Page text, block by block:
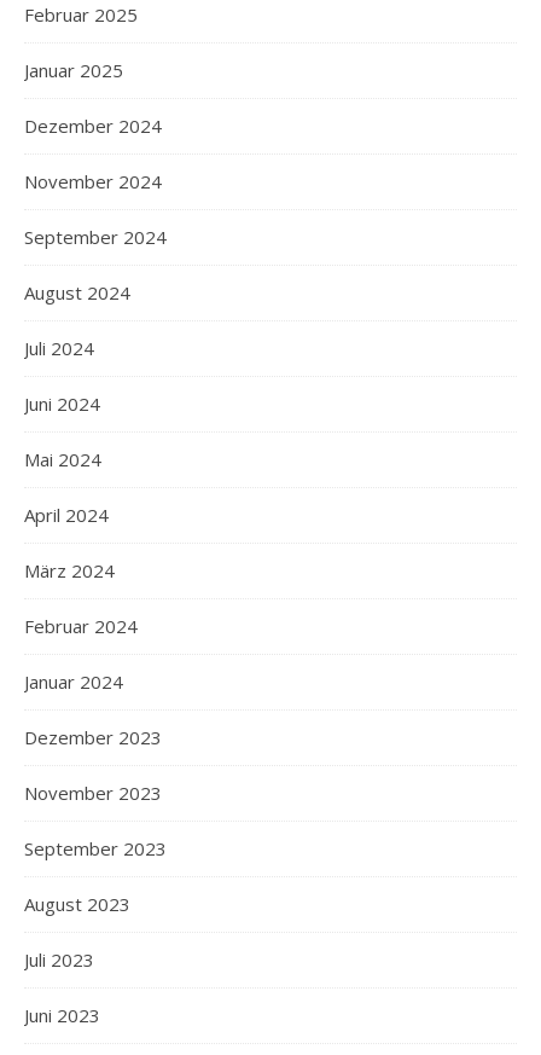
Februar 2025
Januar 2025
Dezember 2024
November 2024
September 2024
August 2024
Juli 2024
Juni 2024
Mai 2024
April 2024
März 2024
Februar 2024
Januar 2024
Dezember 2023
November 2023
September 2023
August 2023
Juli 2023
Juni 2023